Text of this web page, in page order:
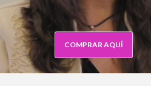
COMPRAR AQUÍ